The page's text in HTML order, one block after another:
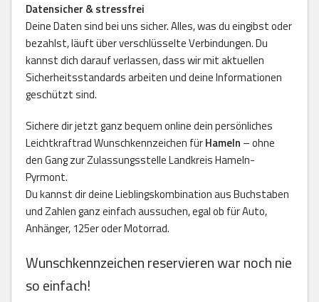
Datensicher & stressfrei
Deine Daten sind bei uns sicher. Alles, was du eingibst oder
bezahlst, läuft über verschlüsselte Verbindungen. Du
kannst dich darauf verlassen, dass wir mit aktuellen
Sicherheitsstandards arbeiten und deine Informationen
geschützt sind.
Sichere dir jetzt ganz bequem online dein persönliches
Leichtkraftrad Wunschkennzeichen fürHameln – ohne
den Gang zur Zulassungsstelle Landkreis Hameln-
Pyrmont.
Du kannst dir deine Lieblingskombination aus Buchstaben
und Zahlen ganz einfach aussuchen, egal ob für Auto,
Anhänger, 125er oder Motorrad.
Wunschkennzeichen reservieren war noch nie
so einfach!